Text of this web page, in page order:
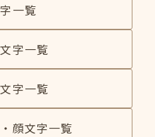
一覧
字一覧
字一覧
顔文字一覧